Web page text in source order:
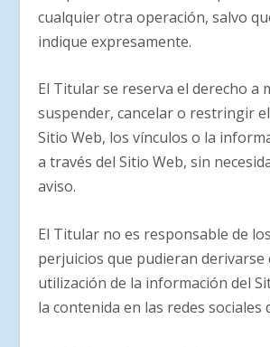
cualquier otra operación, salvo
indique expresamente.
El Titular se reserva el derecho a
suspender, cancelar o restringir
Sitio Web, los vínculos o la
a través del Sitio Web, sin
aviso.
El Titular no es responsable de
perjuicios que pudieran derivarse
utilización de la información del
la contenida en las redes sociales